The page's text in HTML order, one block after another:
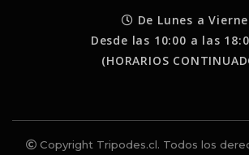
De Lunes a
Desde las 10:00 a las
(HORARIOS
Copyright Tripodes.cl. Todos los